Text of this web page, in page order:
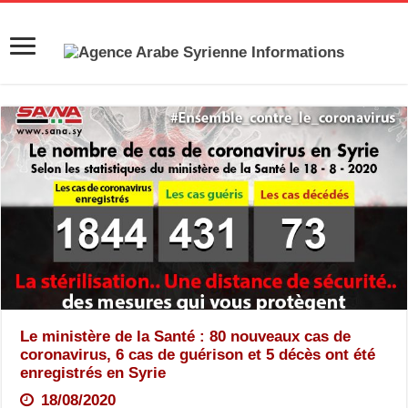
Le ministère de la Santé : 80 nouveaux cas de
coronavirus, 6 cas de guérison et 5 décès ont été
enregistrés en Syrie
18/08/2020